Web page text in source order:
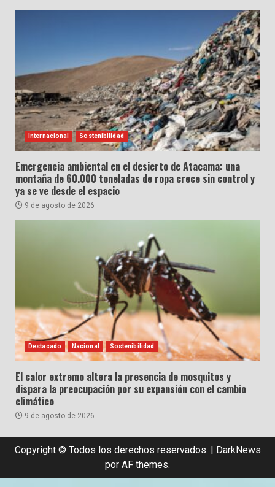
Internacional Sostenibilidad
Emergencia ambiental en el desierto de Atacama: una
montaña de 60.000 toneladas de ropa crece sin control y
ya se ve desde el espacio
9 de agosto de 2026
Destacado Nacional Sostenibilidad
El calor extremo altera la presencia de mosquitos y
dispara la preocupación por su expansión con el cambio
climático
9 de agosto de 2026
Copyright © Todos los derechos reservados. | DarkNews
por AF themes.